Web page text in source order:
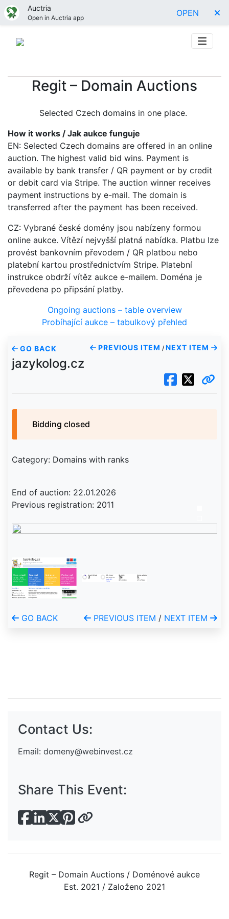
Auctria
Open in Auctria app OPEN
Regit – Domain Auctions
Selected Czech domains in one place.
How it works / Jak aukce funguje
EN: Selected Czech domains are offered in an online
auction. The highest valid bid wins. Payment is
available by bank transfer / QR payment or by credit
or debit card via Stripe. The auction winner receives
payment instructions by e-mail. The domain is
transferred after the payment has been received.
CZ: Vybrané české domény jsou nabízeny formou
online aukce. Vítězí nejvyšší platná nabídka. Platbu lze
provést bankovním převodem / QR platbou nebo
platební kartou prostřednictvím Stripe. Platební
instrukce obdrží vítěz aukce e-mailem. Doména je
převedena po připsání platby.
Ongoing auctions – table overview
Probíhající aukce – tabulkový přehled
GO BACK PREVIOUS ITEM / NEXT ITEM
jazykolog.cz
Bidding closed
Category: Domains with ranks
End of auction: 22.01.2026
Previous registration: 2011
GO BACK PREVIOUS ITEM / NEXT ITEM
Contact Us:
Email: domeny@webinvest.cz
Share This Event:
Regit – Domain Auctions / Doménové aukce
Est. 2021 / Založeno 2021